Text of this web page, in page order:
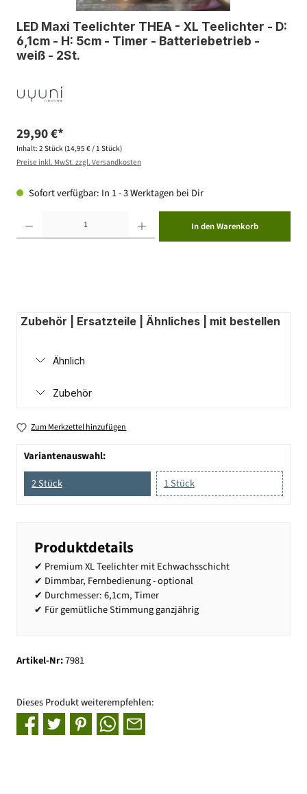
LED Maxi Teelichter THEA - XL Teelichter - D:
6,1cm - H: 5cm - Timer - Batteriebetrieb -
weiß - 2St.
29,90 €*
Inhalt: 2 Stück (14,95 € / 1 Stück)
Preise inkl. MwSt. zzgl. Versandkosten
Sofort verfügbar: In 1 - 3 Werktagen bei Dir
In den Warenkorb
Zubehör | Ersatzteile | Ähnliches | mit bestellen
Ähnlich
Zubehör
Zum Merkzettel hinzufügen
Variantenauswahl:
2 Stück
1 Stück
Produktdetails
✔ Premium XL Teelichter mit Echwachsschicht
✔ Dimmbar, Fernbedienung - optional
✔ Durchmesser: 6,1cm, Timer
✔ Für gemütliche Stimmung ganzjährig
Artikel-Nr:7981
Dieses Produkt weiterempfehlen: